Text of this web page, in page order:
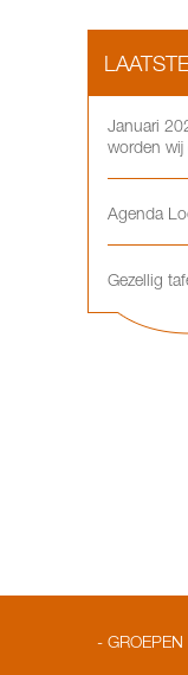
Januari
worden wij
Agenda
Gezellig
GROEPEN